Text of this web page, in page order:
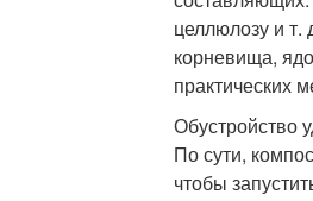
целлюлозу и т.
корневища,
практических
Обустройство
По сути,
чтобы